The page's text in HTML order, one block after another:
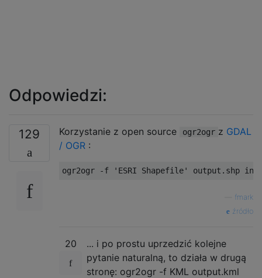
Odpowiedzi:
129 Korzystanie z open source ogr2ogr z GDAL
/ OGR :
ogr2ogr -f 'ESRI Shapefile' output.shp
fmark
źródło
20
... i po prostu uprzedzić kolejne
pytanie naturalną, to działa w drugą
stronę: ogr2ogr -f KML output.kml